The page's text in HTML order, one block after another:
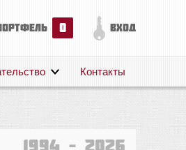
0 вход
Контакты
1994 – 2026